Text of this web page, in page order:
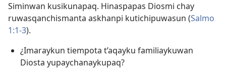
Siminwan kusikunapaq. Hinaspapas Diosmi chay
ruwasqanchismanta askhanpi kutichipuwasun (Salmo
1:1-3).
¿Imaraykun tiempota t’aqayku familiaykuwan
Diosta yupaychanaykupaq?